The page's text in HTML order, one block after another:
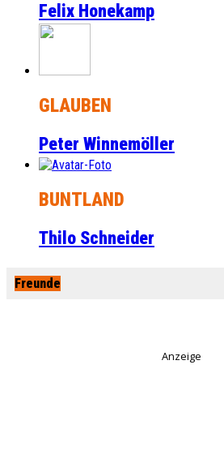
Felix Honekamp
GLAUBEN
Peter Winnemöller
BUNTLAND
Thilo Schneider
Freunde
Anzeige